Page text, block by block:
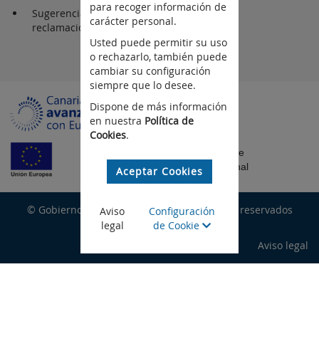
Sugerencias y
reclamaciones
Fondo Europeo de
Desarrollo Regional
© Gobierno de Canarias, todos los derechos reservados
Aviso legal
para recoger información de
carácter personal.
Usted puede permitir su uso
o rechazarlo, también puede
cambiar su configuración
siempre que lo desee.
Dispone de más información
en nuestra Política de
Cookies.
Aceptar Cookies
Aviso
legal
Configuración
de Cookie